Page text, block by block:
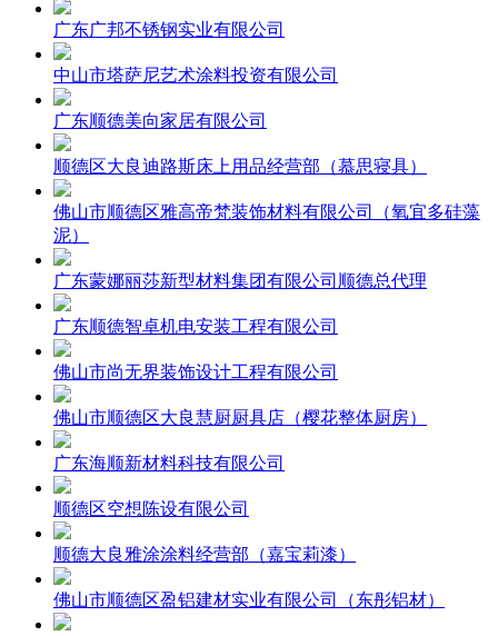
广东广邦不锈钢实业有限公司
中山市塔萨尼艺术涂料投资有限公司
广东顺德美向家居有限公司
顺德区大良迪路斯床上用品经营部（慕思寝具）
佛山市顺德区雅高帝梵装饰材料有限公司（氧宜多硅藻
泥）
广东蒙娜丽莎新型材料集团有限公司顺德总代理
广东顺德智卓机电安装工程有限公司
佛山市尚无界装饰设计工程有限公司
佛山市顺德区大良慧厨厨具店（樱花整体厨房）
广东海顺新材料科技有限公司
顺德区空想陈设有限公司
顺德大良雅涂涂料经营部（嘉宝莉漆）
佛山市顺德区盈铝建材实业有限公司（东彤铝材）